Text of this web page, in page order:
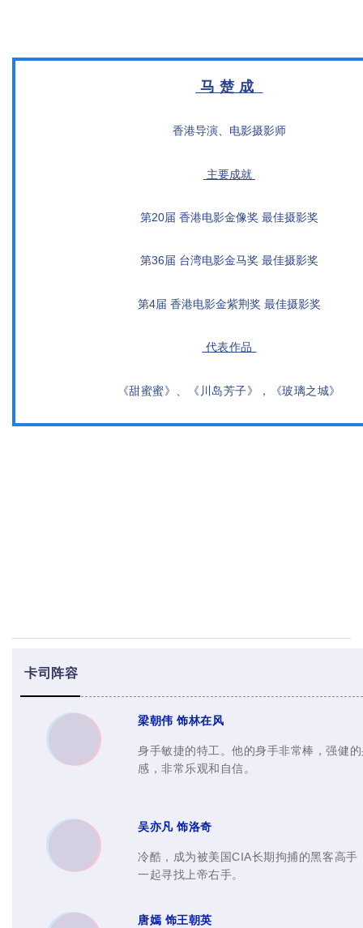
马 楚 成
香港导演、电影摄影师
主要成就
第20届 香港电影金像奖 最佳摄影奖
第36届 台湾电影金马奖 最佳摄影奖
第4届 香港电影金紫荆奖 最佳摄影奖
代表作品
《甜蜜蜜》、《川岛芳子》，《玻璃之城》
卡司阵容
梁朝伟 饰林在风
身手敏捷的特工。他的身手非常棒，强健
感，非常乐观和自信。
吴亦凡 饰洛奇
冷酷，成为被美国CIA长期拘捕的黑客高手
一起寻找上帝右手。
唐嫣 饰王朝英